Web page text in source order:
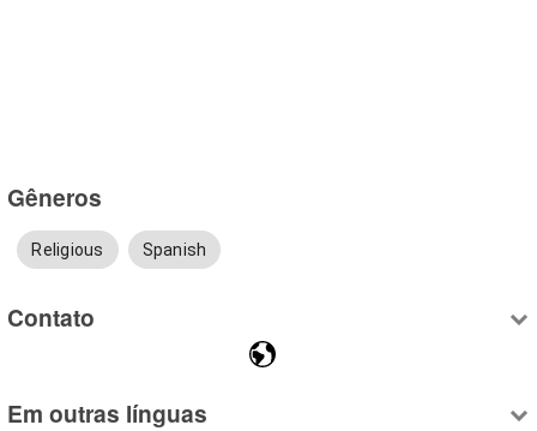
Gêneros
Religious Spanish
Contato
Em outras línguas